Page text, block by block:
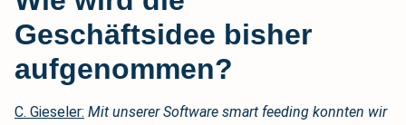
Geschäftsidee bisher
aufgenommen?
C. Gieseler: Mit unserer Software smart feeding konnten wir